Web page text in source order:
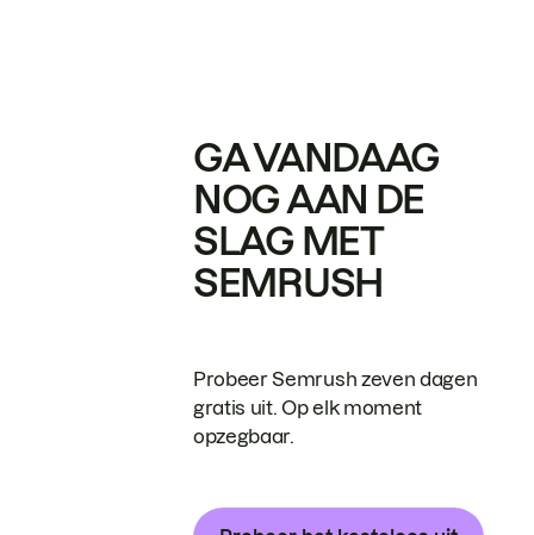
GA VANDAAG
NOG AAN DE
SLAG MET
SEMRUSH
Probeer Semrush zeven dagen
gratis uit. Op elk moment
opzegbaar.